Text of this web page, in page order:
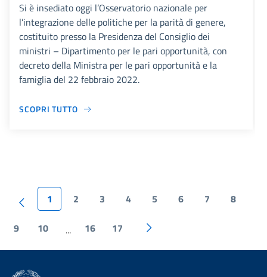
Si è insediato oggi l’Osservatorio nazionale per
l’integrazione delle politiche per la parità di genere,
costituito presso la Presidenza del Consiglio dei
ministri – Dipartimento per le pari opportunità, con
decreto della Ministra per le pari opportunità e la
famiglia del 22 febbraio 2022.
SCOPRI TUTTO
1 2 3 4 5 6 7 8
9 10 ... 16 17